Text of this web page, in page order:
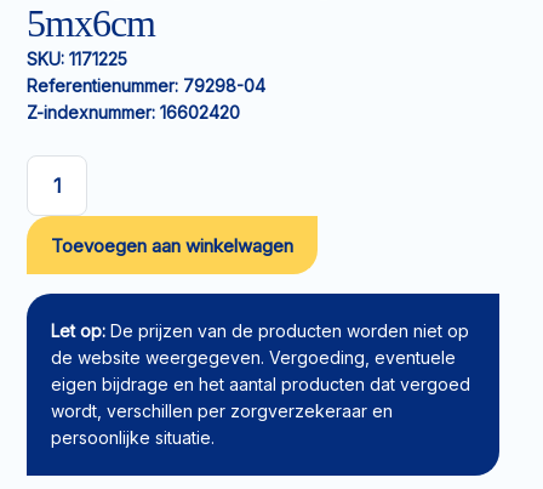
5mx6cm
SKU: 1171225
Referentienummer: 79298-04
Z-indexnummer: 16602420
Wondpleister
Leukoplast
Elastic
5mx6cm
aantal
Toevoegen aan winkelwagen
Let op: De prijzen van de producten worden niet op
de website weergegeven. Vergoeding, eventuele
eigen bijdrage en het aantal producten dat vergoed
wordt, verschillen per zorgverzekeraar en
persoonlijke situatie.